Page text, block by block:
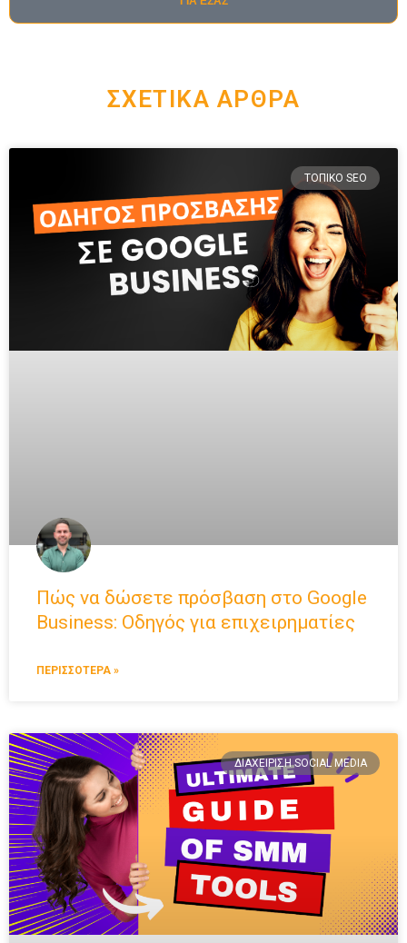
ΣΧΕΤΙΚΆ ΆΡΘΡΑ
ΤΟΠΙΚΌ SEO
Πώς να δώσετε πρόσβαση στο Google
Business: Οδηγός για επιχειρηματίες
ΠΕΡΙΣΣΟΤΕΡΑ »
ΔΙΑΧΕΊΡΙΣΗ SOCIAL MEDIA